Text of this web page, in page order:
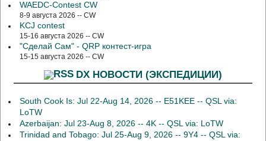
WAEDC-Contest CW
8-9 августа 2026 -- CW
KCJ contest
15-16 августа 2026 -- CW
"Сделай Сам" - QRP контест-игра
15-15 августа 2026 -- CW
DX НОВОСТИ (ЭКСПЕДИЦИИ)
South Cook Is: Jul 22-Aug 14, 2026 -- E51KEE -- QSL via:
LoTW
Azerbaijan: Jul 23-Aug 8, 2026 -- 4K -- QSL via: LoTW
Trinidad and Tobago: Jul 25-Aug 9, 2026 -- 9Y4 -- QSL via: